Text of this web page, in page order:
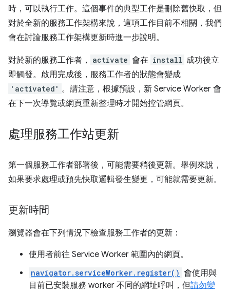
時，可以執行工作。這個事件的典型工作是刪除舊快取，但
對於全新的服務工作架構來說，這項工作目前不相關，我們
會在討論服務工作架構更新時進一步說明。
對於新的服務工作者， activate 會在 install 成功後立
即觸發。啟用完成後，服務工作者的狀態會變成
'activated' 。請注意，根據預設，新 Service Worker 會
在下一次導覽或網頁重新整理時才開始控管網頁。
處理服務工作站更新
第一個服務工作者部署後，可能需要稍後更新。舉例來說，
如果要求處理或預先快取邏輯發生變更，可能就需要更新。
更新時間
瀏覽器會在下列情況下檢查服務工作者的更新：
使用者前往 Service Worker 範圍內的網頁。
navigator.serviceWorker.register() 會使用與
目前已安裝服務 worker 不同的網址呼叫，但請勿變